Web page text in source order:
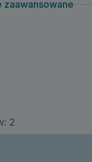
zaawansowane
2